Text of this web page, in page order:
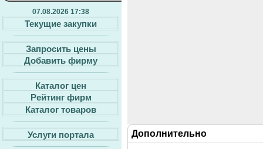
07.08.2026 17:38
Текущие закупки
Запросить цены
Добавить фирму
Каталог цен
Рейтинг фирм
Каталог товаров
Услуги портала Дополнительно